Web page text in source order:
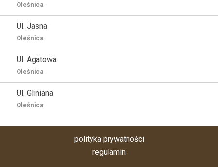
Oleśnica
Ul. Jasna
Oleśnica
Ul. Agatowa
Oleśnica
Ul. Gliniana
Oleśnica
polityka prywatności
regulamin